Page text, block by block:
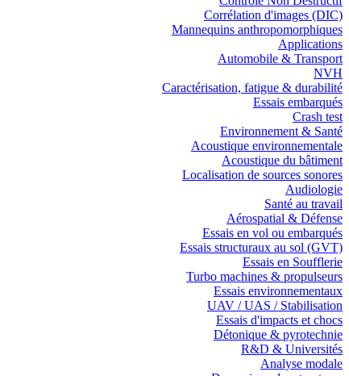
Corrélation d'images (DIC)
Mannequins anthropomorphiques
Applications
Automobile & Transport
NVH
Caractérisation, fatigue & durabilité
Essais embarqués
Crash test
Environnement & Santé
Acoustique environnementale
Acoustique du bâtiment
Localisation de sources sonores
Audiologie
Santé au travail
Aérospatial & Défense
Essais en vol ou embarqués
Essais structuraux au sol (GVT)
Essais en Soufflerie
Turbo machines & propulseurs
Essais environnementaux
UAV / UAS / Stabilisation
Essais d'impacts et chocs
Détonique & pyrotechnie
R&D & Universités
Analyse modale